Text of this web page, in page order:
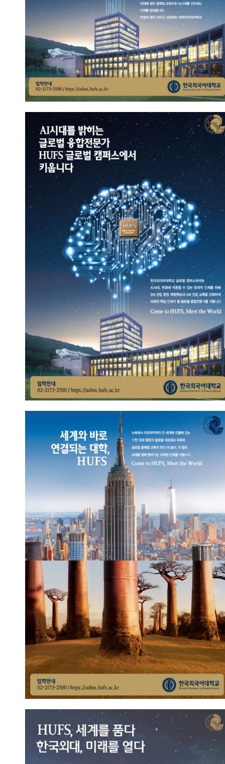
AI시대의 핵심인재
2023.09.13
총관리자
아프리카에서 뉴욕까지
2023.09.13
총관리자